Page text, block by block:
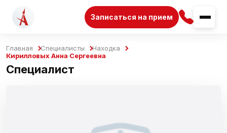
Записаться на прием
Главная Специалисты
Находка
Кирилловых Анна Сергеевна
Специалист